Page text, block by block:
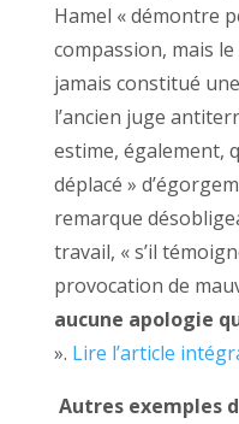
Hamel « démontre
compassion, mais
jamais constitué
l’ancien juge
estime, également,
déplacé »
remarque
travail, « s’il
provocation de
aucune apologie
». Lire l’article
Autres exemples